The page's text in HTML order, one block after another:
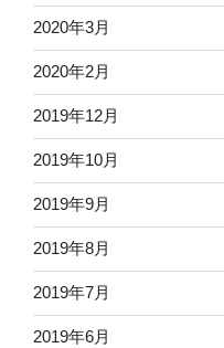
2020年3月
2020年2月
2019年12月
2019年10月
2019年9月
2019年8月
2019年7月
2019年6月